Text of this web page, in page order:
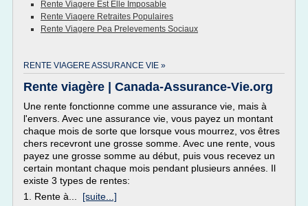
Rente Viagere Est Elle Imposable
Rente Viagere Retraites Populaires
Rente Viagere Pea Prelevements Sociaux
RENTE VIAGERE ASSURANCE VIE »
Rente viagère | Canada-Assurance-Vie.org
Une rente fonctionne comme une assurance vie, mais à
l'envers. Avec une assurance vie, vous payez un montant
chaque mois de sorte que lorsque vous mourrez, vos êtres
chers recevront une grosse somme. Avec une rente, vous
payez une grosse somme au début, puis vous recevez un
certain montant chaque mois pendant plusieurs années. Il
existe 3 types de rentes:
1. Rente à... [suite...]